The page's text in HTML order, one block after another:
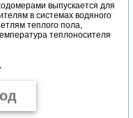
выпускается для
в системах водяного
теплого пола,
теплоносителя